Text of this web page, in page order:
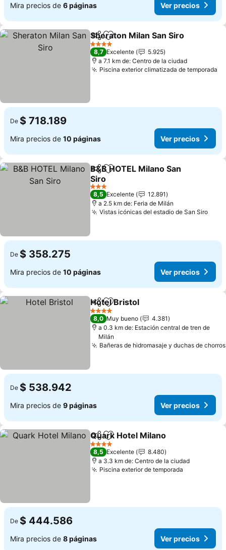
Mira precios de 6 páginas Ver precios
CompartirAgregar a favoritos
Sheraton Milan San Siro
4 Estrellas
8,7 Excelente
5.925
a 7.1 km de: Centro de la ciudad
Piscina exterior climatizada de temporada
De $ 718.189
Mira precios de 10 páginas Ver precios
CompartirAgregar a favoritos
B&B HOTEL Milano San
Siro
Ver precios
3 Estrellas
8,5 Excelente
12.891
a 2.5 km de: Feria de Milán
Vistas icónicas del estadio de San SiroVer
De $ 358.275
Mira precios de 10 páginas Ver precios
CompartirAgregar a favoritos
Hotel Bristol
4 Estrellas
8,0 Muy bueno
4.381
a 0.3 km de: Estación central de tren de
Milán
Bañeras de hidromasaje y duchas de chorros
De $ 538.942
Mira precios de 9 páginas Ver precios
CompartirAgregar a favoritos
Quark Hotel Milano
4 Estrellas
8,5 Excelente
8.480
a 3.3 km de: Centro de la ciudad
Piscina exterior de temporada
De $ 444.586
Mira precios de 8 páginas Ver precios